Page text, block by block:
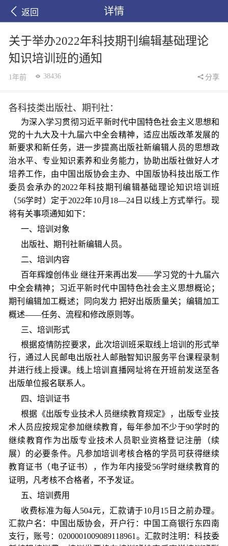
返回 详情
关于举办2022年科技期刊编辑基础理论
知识培训班的通知
1年前 38436 分享
各科技类出版社、期刊 社：
为深入学习贯彻习近平新时代中国特色社会主义 思想和
党的十九大及十九届六中全会精神，适应出版改革发展的
新要求和新任务，进一步提高出版社新编辑人员的思想政
治水平、专业知识素养和业务能力 ，协助出版社做好人才
培养工作，由中国出版协会主办、中国版协科技出版工作
委员会承办的2022年科技期刊编辑基础理论知识培训班
（56学时） 定于2022年10月 18—24日以线上方式举行。现
将有关事项通知如下：
一、培训对象
出版社、期刊 社新编辑人员。
二、培训内容
百年辉煌创伟业 继往开来再出发——学习党的十九届六
中全会精神；习近平新时代中国特色社会主义思想概论；
期刊编辑加工概述；同向发力 把好出版质量关；编辑加工
概述——任务、流程和修改原则等。
三、培训 形式
根据疫情防控要求，此次培训班采取线上培训的形式举
行，通过人民邮电出版社人邮融智知识服务平台课程录制
并进行线上授课。 线 上培训直播网址将在开班前发送至各
出版单位报名联系人。
四、培训证书
根据《出版专业技术人员继续教育规定》，出版专业技
术人员应按规定参加继续教育，每年参加不少于90学时的
继续教育作为出版专业技术人员职业资格登记注册（续
展）的必要条件。凡参加培训考核合格的学员可获得继续
教育证书（电子证书），作为年内接受56学时继续教育的
证明，凡考核不合格者，不予发证。
五、培训费用
收费标准为每人504元， 汇款请于10月 15 日 之前办理。
汇款户名：中国出版协会，开户行： 中国 工商银行东四南
支行， 账号 ：0200001009089118961 。 汇款时注明：科技委